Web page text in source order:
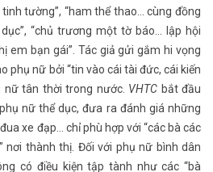
tường”, “ham thể thao... cùng đồng
“chủ trương một tờ báo... lập hội
em bạn gái”. Tác giả gửi gắm hi vọng
phụ nữ bởi “tin vào cái tài đức, cái kiến
nữ tân thời trong nước. VHTC bắt đầu
nữ thể dục, đưa ra đánh giá những
xe đạp... chỉ phù hợp với “các bà các
nơi thành thị. Đối với phụ nữ bình dân
có điều kiện tập tành như các “bà